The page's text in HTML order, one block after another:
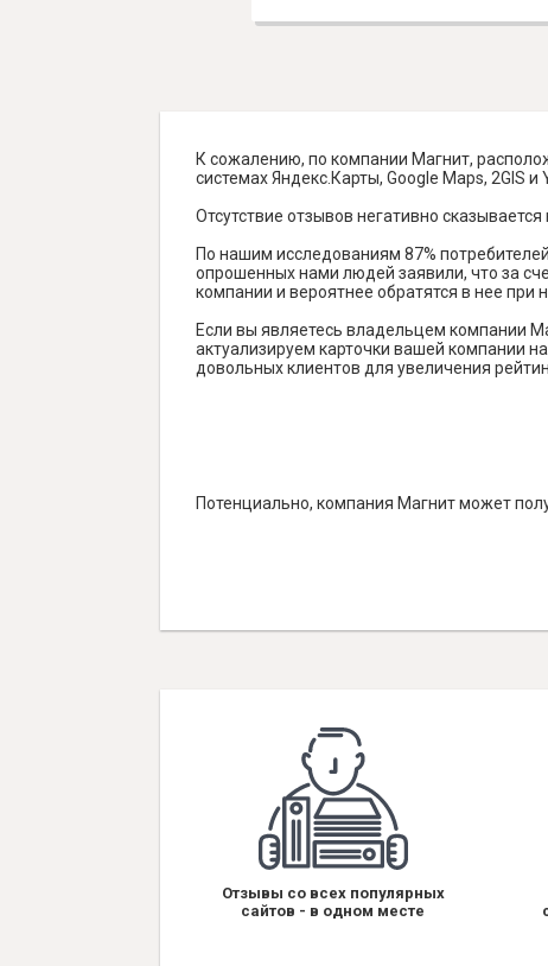
К сожалению, по компании Магнит,
системах Яндекс.Карты, Google Maps, 2GIS и
Отсутствие отзывов негативно
По нашим исследованиям 87%
опрошенных нами людей заявили, что за
компании и вероятнее обратятся в нее
Если вы являетесь владельцем компании
актуализируем карточки вашей компании
довольных клиентов для увеличения
Потенциально, компания Магнит может
Отзывы со всех популярных
сайтов - в одном месте